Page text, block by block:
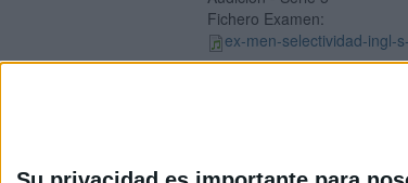
Fichero Examen:
ex-men-selectividad-ingl-